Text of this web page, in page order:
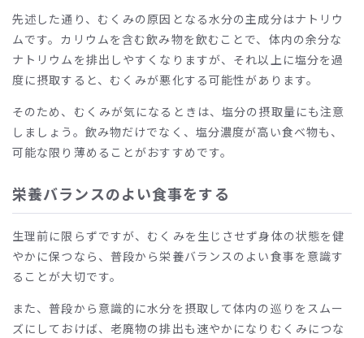
先述した通り、むくみの原因となる水分の主成分はナトリウ
ムです。カリウムを含む飲み物を飲むことで、体内の余分な
ナトリウムを排出しやすくなりますが、それ以上に塩分を過
度に摂取すると、むくみが悪化する可能性があります。
そのため、むくみが気になるときは、塩分の摂取量にも注意
しましょう。飲み物だけでなく、塩分濃度が高い食べ物も、
可能な限り薄めることがおすすめです。
栄養バランスのよい食事をする
生理前に限らずですが、むくみを生じさせず身体の状態を健
やかに保つなら、普段から栄養バランスのよい食事を意識す
ることが大切です。
また、普段から意識的に水分を摂取して体内の巡りをスムー
ズにしておけば、老廃物の排出も速やかになりむくみにつな